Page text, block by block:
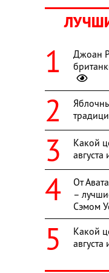
Джоан
Какой
августа
От
–
Сэмом
Какой
августа